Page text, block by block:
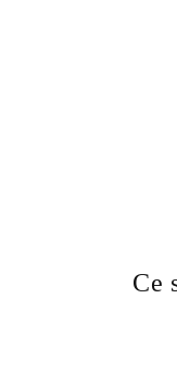
Ce